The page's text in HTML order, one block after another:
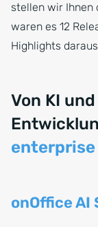
stellen wir Ihnen
waren es 12
Highlights
Von KI
enterprise
onOffice AI